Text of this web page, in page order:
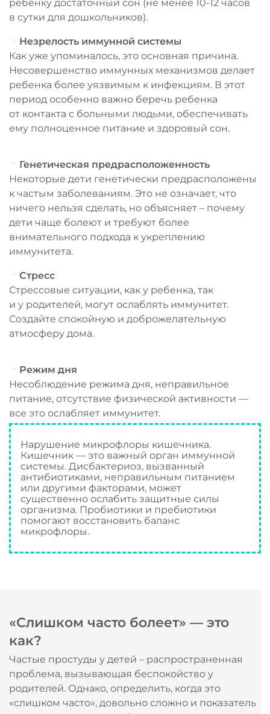
ребенку достаточный сон (не менее 10-12 часов
в сутки для дошкольников).
Незрелость иммунной системы
Как уже упоминалось, это основная причина.
Несовершенство иммунных механизмов делает
ребенка более уязвимым к инфекциям. В этот
период особенно важно беречь ребенка
от контакта с больными людьми, обеспечивать
ему полноценное питание и здоровый сон.
Генетическая предрасположенность
Некоторые дети генетически предрасположены
к частым заболеваниям. Это не означает, что
ничего нельзя сделать, но объясняет – почему
дети чаще болеют и требуют более
внимательного подхода к укреплению
иммунитета.
Стресс
Стрессовые ситуации, как у ребенка, так
и у родителей, могут ослаблять иммунитет.
Создайте спокойную и доброжелательную
атмосферу дома.
Режим дня
Несоблюдение режима дня, неправильное
питание, отсутствие физической активности —
все это ослабляет иммунитет.
Нарушение микрофлоры кишечника.
Кишечник — это важный орган иммунной
системы. Дисбактериоз, вызванный
антибиотиками, неправильным питанием
или другими факторами, может
существенно ослабить защитные силы
организма. Пробиотики и пребиотики
помогают восстановить баланс
микрофлоры.
«Слишком часто болеет» — это
как?
Частые простуды у детей – распространенная
проблема, вызывающая беспокойство у
родителей. Однако, определить, когда это
«слишком часто», довольно сложно и показатель